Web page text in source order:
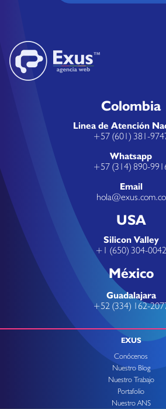
Colombia
Linea de Atención
+57 (601) 381-
Whatsapp
+57 (314) 890-
Email
hola@exus.com.co
USA
Silicon Valley
+1 (650) 304-0042
México
Guadalajara
+52 (334) 162-
EXUS
Conócenos
Nuestro Blog
Nuestro Trabajo
Portafolio
Nuestro ANS